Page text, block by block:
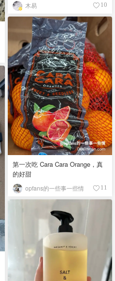
木易 10
第一次吃 Cara Cara Orange，真
的好甜
opfans的一些事一些情 11